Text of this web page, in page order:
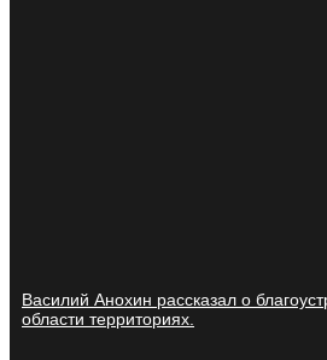
Василий Анохин рассказал о
области территориях.